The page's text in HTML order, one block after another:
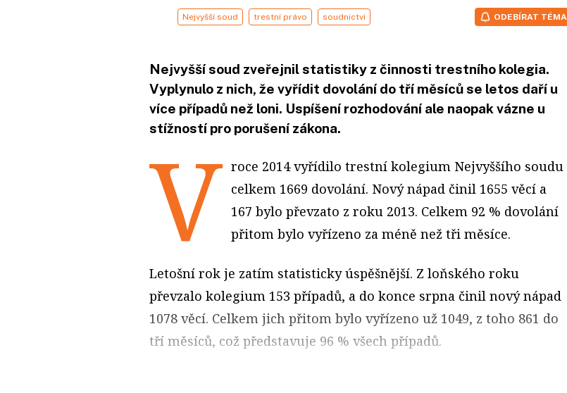
Nejvyšší soud trestní právo soudnictví ODEBÍRAT TÉMA
Nejvyšší soud zveřejnil statistiky z činnosti trestního kolegia.
Vyplynulo z nich, že vyřídit dovolání do tří měsíců se letos daří u
více případů než loni. Uspíšení rozhodování ale naopak vázne u
stížností pro porušení zákona.
V roce 2014 vyřídilo trestní kolegium Nejvyššího soudu
celkem 1669 dovolání. Nový nápad činil 1655 věcí a
167 bylo převzato z roku 2013. Celkem 92 % dovolání
přitom bylo vyřízeno za méně než tři měsíce.
Letošní rok je zatím statisticky úspěšnější. Z loňského roku
převzalo kolegium 153 případů, a do konce srpna činil nový nápad
1078 věcí. Celkem jich přitom bylo vyřízeno už 1049, z toho 861 do
tří měsíců, což představuje 96 % všech případů.